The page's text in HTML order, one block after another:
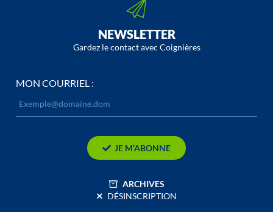
NEWSLETTER
Gardez le contact avec Coignières
MON COURRIEL :
JE M’ABONNE
ARCHIVES
DÉSINSCRIPTION